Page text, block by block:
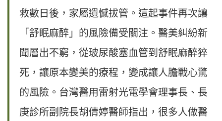
救數日後，家屬遺憾拔管。這起事件再次讓
「舒眠麻醉」的風險備受關注。醫美糾紛新
聞層出不窮，從玻尿酸塞血管到舒眠麻醉猝
死，讓原本變美的療程，變成讓人膽戰心驚
的風險。台灣醫用雷射光電學會理事長、長
庚診所副院長胡倩婷醫師指出，很多人做醫